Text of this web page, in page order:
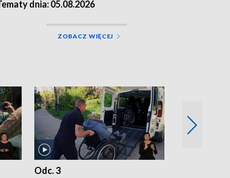
dnia: 05.08.2026
ZOBACZ WIĘCEJ
Odc. 3